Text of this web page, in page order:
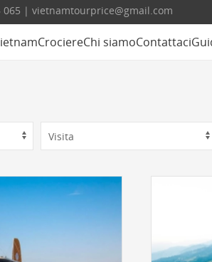
065 | vietnamtourprice@gmail.com
CrociereChi siamoContattaci